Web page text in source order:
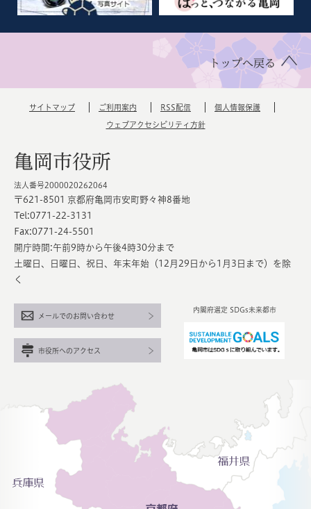
トップへ戻る
サイトマップ ご利用案内 RSS配信 個人情報保護
ウェブアクセシビリティ方針
亀岡市役所
法人番号2000020262064
〒621-8501 京都府亀岡市安町野々神8番地
Tel:0771-22-3131
Fax:0771-24-5501
開庁時間:午前9時から午後4時30分まで
土曜日、日曜日、祝日、年末年始（12月29日から1月3日まで）を除
く
内閣府選定 SDGs未来都市
メールでのお問い合わせ
市役所へのアクセス